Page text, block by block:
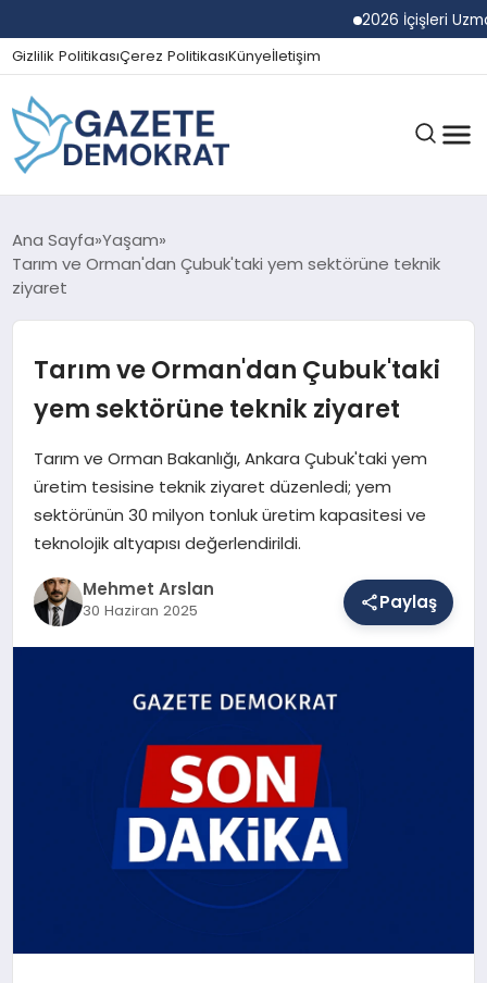
2026 İçişleri Uzman
Gizlilik PolitikasıÇerez PolitikasıKünyeİletişim
GÜNDEM
EKONOMI
MAGAZIN
Ana Sayfa Yaşam
Tarım ve Orman'dan Çubuk'taki yem sektörüne teknik
ziyaret
Tarım ve Orman'dan Çubuk'taki
yem sektörüne teknik ziyaret
Tarım ve Orman Bakanlığı, Ankara Çubuk'taki yem
üretim tesisine teknik ziyaret düzenledi; yem
sektörünün 30 milyon tonluk üretim kapasitesi ve
teknolojik altyapısı değerlendirildi.
Mehmet Arslan
30 Haziran 2025 Paylaş